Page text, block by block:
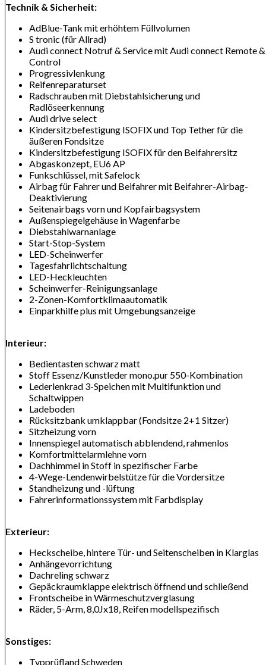
Technik & Sicherheit:
AdBlue-Tank mit erhöhtem Füllvolumen
S tronic (für Allrad)
Audi connect Notruf & Service mit Audi connect Remote &
Control
Progressivlenkung
Reifenreparaturset
Radschrauben mit Diebstahlsicherung und
Radlöseerkennung
Audi drive select
Kindersitzbefestigung ISOFIX und Top Tether für die
äußeren Fondsitze
Kindersitzbefestigung ISOFIX für den Beifahrersitz
Abgaskonzept, EU6 AP
Funkschlüssel, mit Safelock
Airbag für Fahrer und Beifahrer mit Beifahrer-Airbag-
Deaktivierung
Seitenairbags vorn und Kopfairbagsystem
Außenspiegelgehäuse in Wagenfarbe
Diebstahlwarnanlage
Start-Stop-System
LED-Scheinwerfer
Tagesfahrlichtschaltung
LED-Heckleuchten
Scheinwerfer-Reinigungsanlage
2-Zonen-Komfortklimaautomatik
Einparkhilfe plus mit Umgebungsanzeige
Interieur:
Bedientasten schwarz matt
Stoff Essenz/Kunstleder mono.pur 550-Kombination
Lederlenkrad 3-Speichen mit Multifunktion und
Schaltwippen
Ladeboden
Rücksitzbank umklappbar (Fondsitze 2+1 Sitzer)
Sitzheizung vorn
Innenspiegel automatisch abblendend, rahmenlos
Komfortmittelarmlehne vorn
Dachhimmel in Stoff in spezifischer Farbe
4-Wege-Lendenwirbelstütze für die Vordersitze
Standheizung und -lüftung
Fahrerinformationssystem mit Farbdisplay
Exterieur:
Heckscheibe, hintere Tür- und Seitenscheiben in Klarglas
Anhängevorrichtung
Dachreling schwarz
Gepäckraumklappe elektrisch öffnend und schließend
Frontscheibe in Wärmeschutzverglasung
Räder, 5-Arm, 8,0Jx18, Reifen modellspezifisch
Sonstiges:
Typprüfland Schweden